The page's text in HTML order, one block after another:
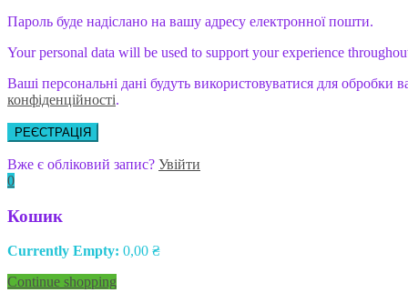
Пароль буде надіслано на вашу адресу електронної пошти.
Your personal data will be used to support your experience
Ваші персональні дані будуть використовуватися для
конфіденційності.
РЕЄСТРАЦІЯ
Вже є обліковий запис? Увійти
0
Кошик
Currently Empty: 0,00 ₴
Continue shopping